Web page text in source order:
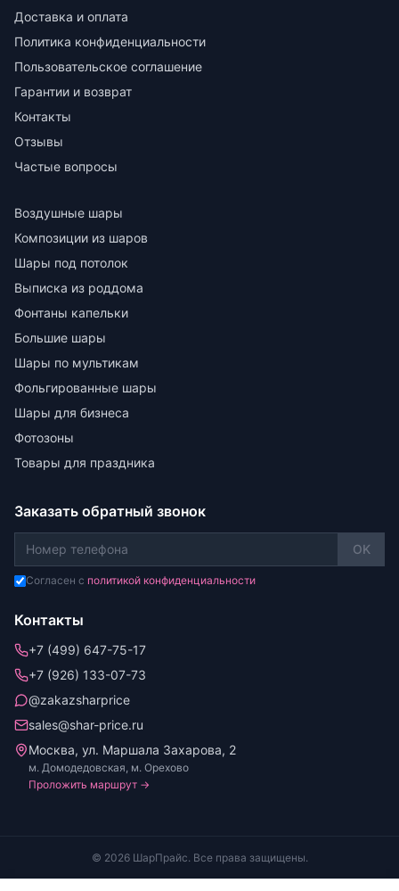
Доставка и оплата
Политика конфиденциальности
Пользовательское соглашение
Гарантии и возврат
Контакты
Отзывы
Частые вопросы
Воздушные шары
Композиции из шаров
Шары под потолок
Выписка из роддома
Фонтаны капельки
Большие шары
Шары по мультикам
Фольгированные шары
Шары для бизнеса
Фотозоны
Товары для праздника
Заказать обратный звонок
OK
Согласен с политикой конфиденциальности
Контакты
+7 (499) 647-75-17
+7 (926) 133-07-73
@zakazsharprice
sales@shar-price.ru
Москва, ул. Маршала Захарова, 2
м. Домодедовская, м. Орехово
Проложить маршрут →
© 2026 ШарПрайс. Все права защищены.